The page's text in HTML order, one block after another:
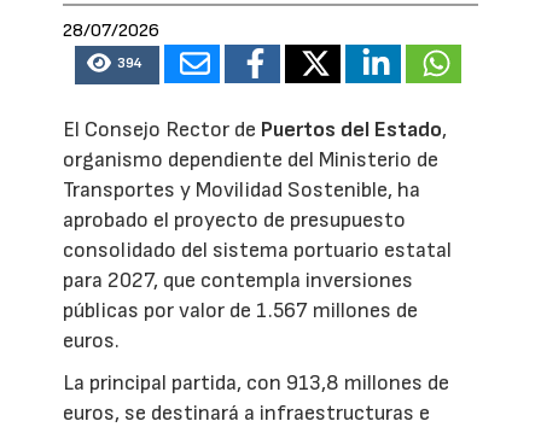
28/07/2026
394
El Consejo Rector de Puertos del Estado,
organismo dependiente del Ministerio de
Transportes y Movilidad Sostenible, ha
aprobado el proyecto de presupuesto
consolidado del sistema portuario estatal
para 2027, que contempla inversiones
públicas por valor de 1.567 millones de
euros.
La principal partida, con 913,8 millones de
euros, se destinará a infraestructuras e